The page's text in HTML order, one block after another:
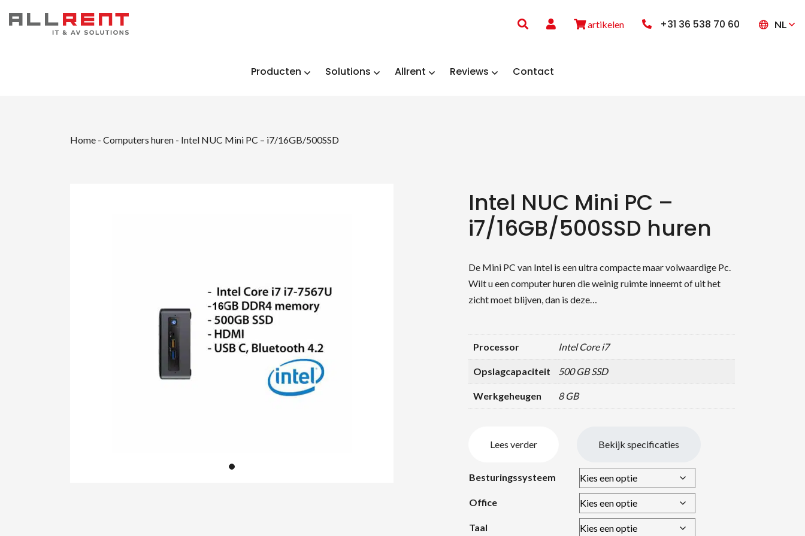
artikelen +31 36 538 70 60 NL
Producten Solutions Allrent Reviews Contact
Home - Computers huren - Intel NUC Mini PC – i7/16GB/500SSD
Intel NUC Mini PC –
i7/16GB/500SSD huren
De Mini PC van Intel is een ultra compacte maar volwaardige Pc.
Wilt u een computer huren die weinig ruimte inneemt of uit het
zicht moet blijven, dan is deze…
Processor Intel Core i7
Opslagcapaciteit 500 GB SSD
Werkgeheugen 8 GB
Lees verder Bekijk specificaties
Besturingssysteem
Office
Taal